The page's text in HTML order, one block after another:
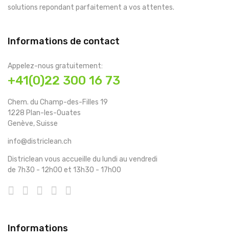
solutions repondant parfaitement a vos attentes.
Informations de contact
Appelez-nous gratuitement:
+41(0)22 300 16 73
Chem. du Champ-des-Filles 19
1228 Plan-les-Ouates
Genève, Suisse
info@districlean.ch
Districlean vous accueille du lundi au vendredi
de 7h30 - 12h00 et 13h30 - 17h00
Informations